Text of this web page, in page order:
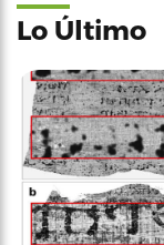
Lo Último